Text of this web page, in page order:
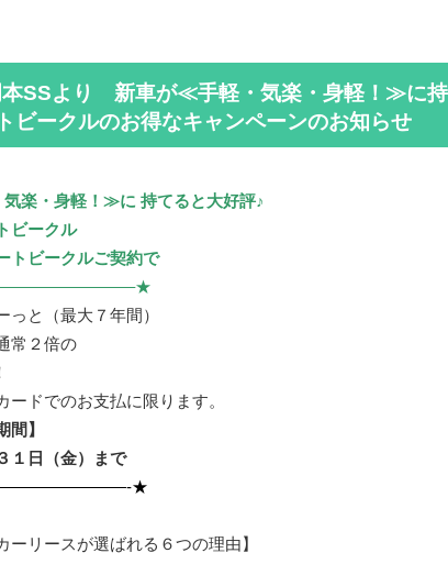
SSより 新車が≪手軽・気楽・身軽！≫に持
ビークルのお得なキャンペーンのお知らせ
楽・身軽！≫に 持てると大好評♪
ビークル
トビークルご契約で
っと（最大７年間）
常２倍の
ドでのお支払に限ります。
間】
１日（金）まで
—-★
ーリースが選ばれる６つの理由】